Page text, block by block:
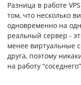
Разница в работе
том, что несколько
одновременно на
реальный сервер -
менее виртуальные
друга, поэтому
на работу